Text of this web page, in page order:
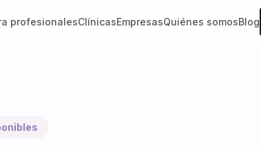
profesionalesClínicasEmpresasQuiénes somosBlog